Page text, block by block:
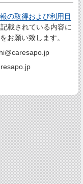
報の取得および利用目
載されている内容に
お願い致します。